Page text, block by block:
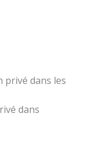
privé dans les
dans